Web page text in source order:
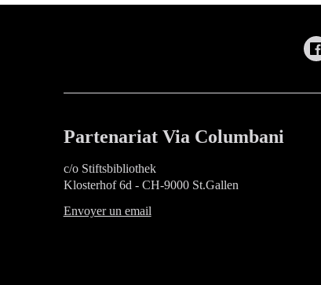
Partenariat Via Columbani
c/o Stiftsbibliothek
Klosterhof 6d - CH-9000 St.Gallen
Envoyer un email